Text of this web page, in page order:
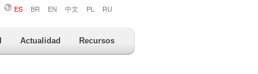
ES BR EN 中文 PL RU
Actualidad Recursos